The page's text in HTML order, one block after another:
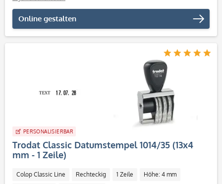
Online gestalten
PERSONALISIERBAR
Trodat Classic Datumstempel 1014/35 (13x4
mm - 1 Zeile)
Colop Classic Line Rechteckig 1 Zeile Höhe: 4 mm